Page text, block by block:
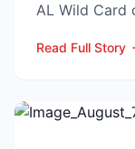
AL Wild Card
Read Full Story